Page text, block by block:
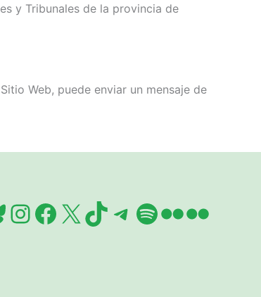
y Tribunales de la provincia de
Web, puede enviar un mensaje de
Instagram
Facebook
X TikTok
Telegram
Spotify
FlickrFlickr